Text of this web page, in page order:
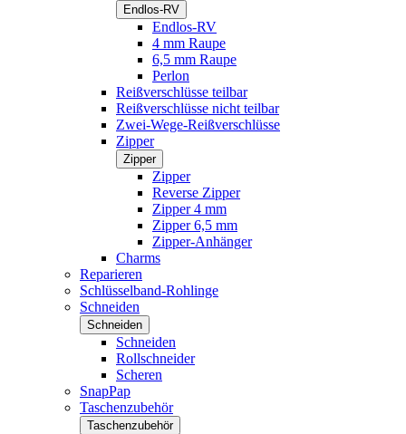
Endlos-RV
Endlos-RV
4 mm Raupe
6,5 mm Raupe
Perlon
Reißverschlüsse teilbar
Reißverschlüsse nicht teilbar
Zwei-Wege-Reißverschlüsse
Zipper
Zipper
Zipper
Reverse Zipper
Zipper 4 mm
Zipper 6,5 mm
Zipper-Anhänger
Charms
Reparieren
Schlüsselband-Rohlinge
Schneiden
Schneiden
Schneiden
Rollschneider
Scheren
SnapPap
Taschenzubehör
Taschenzubehör